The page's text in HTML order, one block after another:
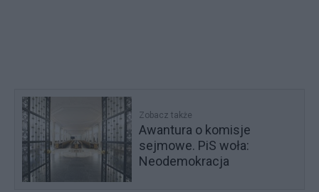
Zobacz także
Awantura o komisje
sejmowe. PiS woła:
Neodemokracja